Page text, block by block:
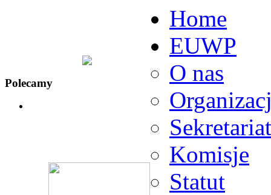
Polecamy
Home
EUWP
O nas
Sekretariat
Komisje
Statut